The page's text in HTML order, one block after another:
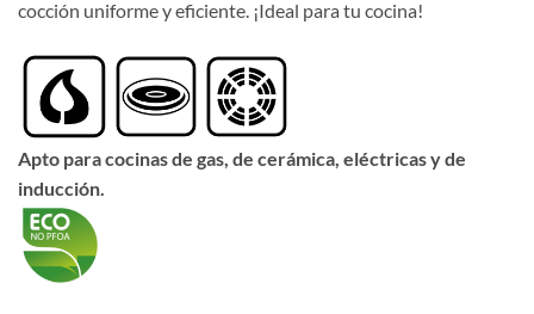
cocción uniforme y eficiente. ¡Ideal para tu cocina!
Apto para cocinas de gas, de cerámica, eléctricas y de
inducción.